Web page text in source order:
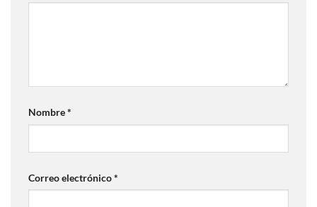
Nombre*
Correo electrónico*